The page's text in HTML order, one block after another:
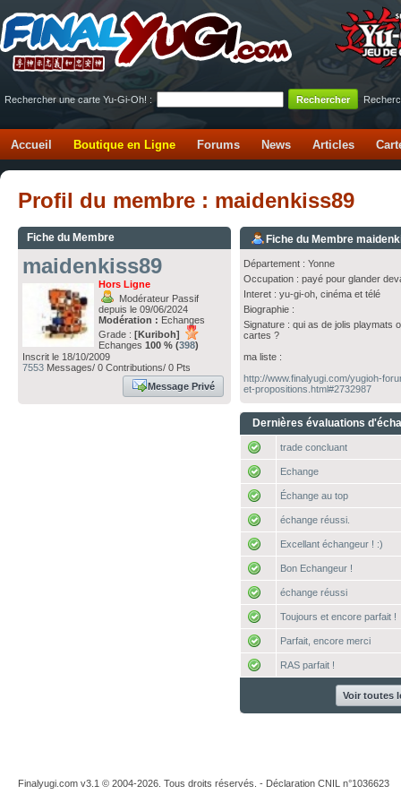
Rechercher une carte Yu-Gi-Oh! :
Accueil Boutique en Ligne Forums News Articles
Profil du membre : maidenkiss89
Fiche du Membre
maidenkiss89
Hors Ligne
Modérateur Passif
depuis le 09/06/2024
Modération : Echanges
Grade : [Kuriboh]
Echanges 100 % (398)
Inscrit le 18/10/2009
7553 Messages/ 0 Contributions/ 0 Pts
Message Privé
Fiche du Membre
Département : Yonne
Occupation : payé pour glander
Interet : yu-gi-oh, cinéma et télé
Biographie :
Signature : qui as de jolis playmats
cartes ?
ma liste :
http://www.finalyugi.com/yugioh-
et-propositions.html#2732987
Dernières évaluations
trade concluant
Echange
Échange au top
échange réussi.
Excellant échangeur ! :)
Bon Echangeur !
échange réussi
Toujours et encore parfait !
Parfait, encore merci
RAS parfait !
Voir toutes
Finalyugi.com v3.1 © 2004-2026. Tous droits réservés. - Déclaration CNIL n°1036623